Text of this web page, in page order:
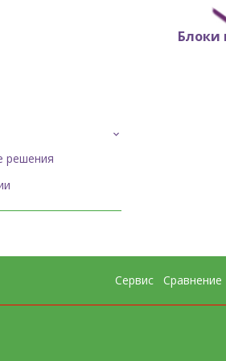
Блоки
Блоки
решения
Сервис Сравнение